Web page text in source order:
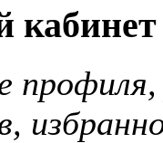
кабинет